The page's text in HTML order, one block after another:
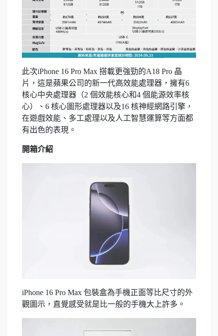
此次iPhone 16 Pro Max 搭載更強勁的A18 Pro 晶
片，這是蘋果公司的新一代高效能處理器，擁有6
核心中央處理器（2 個效能核心和4 個能源效率核
心）、6 核心圖形處理器以及16 核神經網路引擎，
在遊戲效能、多工處理以及人工智慧運算等方面都
有出色的表現。
開箱介紹
iPhone 16 Pro Max 包裝盒為手機正面等比尺寸的外
觀圖示，直覺感受就是比一般的手機大上許多。